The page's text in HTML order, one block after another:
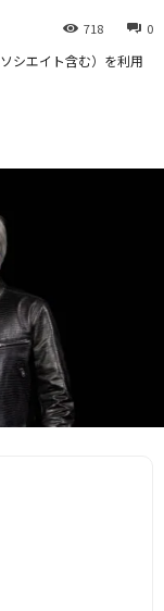
0
718
シエイト含む）を利用